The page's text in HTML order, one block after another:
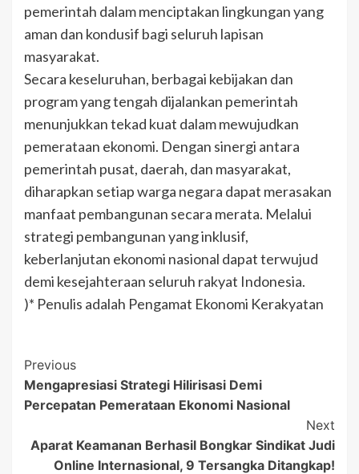
pemerintah dalam menciptakan lingkungan yang
aman dan kondusif bagi seluruh lapisan
masyarakat.
Secara keseluruhan, berbagai kebijakan dan
program yang tengah dijalankan pemerintah
menunjukkan tekad kuat dalam mewujudkan
pemerataan ekonomi. Dengan sinergi antara
pemerintah pusat, daerah, dan masyarakat,
diharapkan setiap warga negara dapat merasakan
manfaat pembangunan secara merata. Melalui
strategi pembangunan yang inklusif,
keberlanjutan ekonomi nasional dapat terwujud
demi kesejahteraan seluruh rakyat Indonesia.
)* Penulis adalah Pengamat Ekonomi Kerakyatan
Post
Navigation
Previous
Mengapresiasi Strategi Hilirisasi Demi
Percepatan Pemerataan Ekonomi Nasional
Next
Aparat Keamanan Berhasil Bongkar Sindikat Judi
Online Internasional, 9 Tersangka Ditangkap!